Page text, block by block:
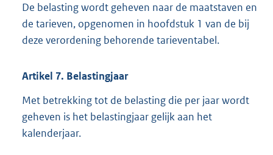
De belasting wordt geheven naar de maatstaven en
de tarieven, opgenomen in hoofdstuk 1 van de bij
deze verordening behorende tarieventabel.
Artikel 7. Belastingjaar
Met betrekking tot de belasting die per jaar wordt
geheven is het belastingjaar gelijk aan het
kalenderjaar.